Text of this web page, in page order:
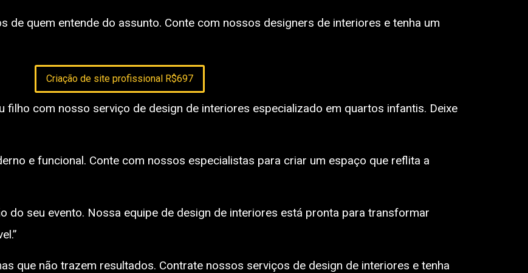
de quem entende do assunto. Conte com nossos designers de interiores e tenha um
Criação de site profissional R$697
filho com nosso serviço de design de interiores especializado em quartos infantis. Deixe
e funcional. Conte com nossos especialistas para criar um espaço que reflita a
do seu evento. Nossa equipe de design de interiores está pronta para transformar
que não trazem resultados. Contrate nossos serviços de design de interiores e tenha